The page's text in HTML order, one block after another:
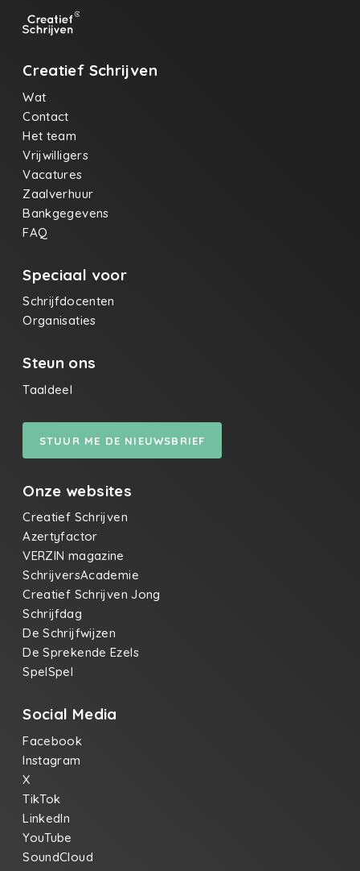
Creatief Schrijven
Wat
Contact
Het team
Vrijwilligers
Vacatures
Zaalverhuur
Bankgegevens
FAQ
Speciaal voor
Schrijfdocenten
Organisaties
Steun ons
Taaldeel
STUUR ME DE NIEUWSBRIEF
Onze websites
Creatief Schrijven
Azertyfactor
VERZIN magazine
SchrijversAcademie
Creatief Schrijven Jong
Schrijfdag
De Schrijfwijzen
De Sprekende Ezels
SpelSpel
Social Media
Facebook
Instagram
X
TikTok
LinkedIn
YouTube
SoundCloud